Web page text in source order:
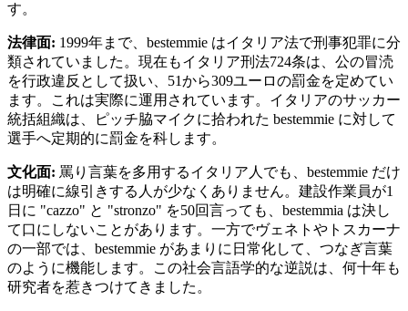
す。
法律面: 1999年まで、bestemmie はイタリア法で刑事犯罪に分
類されていました。現在もイタリア刑法724条は、公の冒涜
を行政違反として扱い、51から309ユーロの罰金を定めてい
ます。これは実際に運用されています。イタリアのサッカー
統括組織は、ピッチ脇マイクに拾われた bestemmie に対して
選手へ定期的に罰金を科します。
文化面: 罵り言葉を多用するイタリア人でも、bestemmie だけ
は明確に線引きする人が少なくありません。建設作業員が1
日に "cazzo" と "stronzo" を50回言っても、bestemmia は決し
て口にしないことがあります。一方でヴェネトやトスカーナ
の一部では、bestemmie があまりに日常化して、つなぎ言葉
のように機能します。この社会言語学的な逆説は、何十年も
研究者を惹きつけてきました。